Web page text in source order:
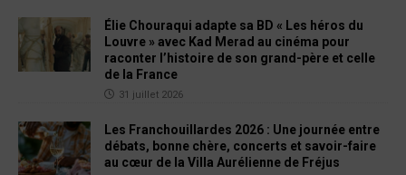
Élie Chouraqui adapte sa BD « Les héros du
Louvre » avec Kad Merad au cinéma pour
raconter l’histoire de son grand-père et celle
de la France
31 juillet 2026
Les Franchouillardes 2026 : Une journée entre
débats, bonne chère, concerts et savoir-faire
au cœur de la Villa Aurélienne de Fréjus